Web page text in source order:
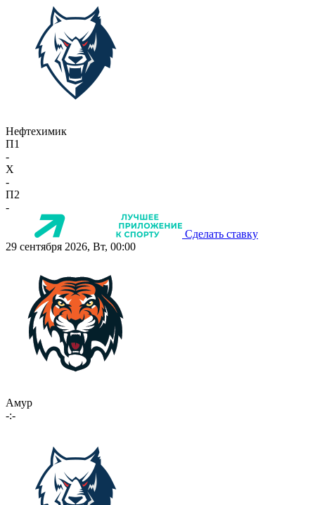
Нефтехимик
П1
-
X
-
П2
-
Сделать ставку
29 сентября 2026, Вт, 00:00
Амур
-:-